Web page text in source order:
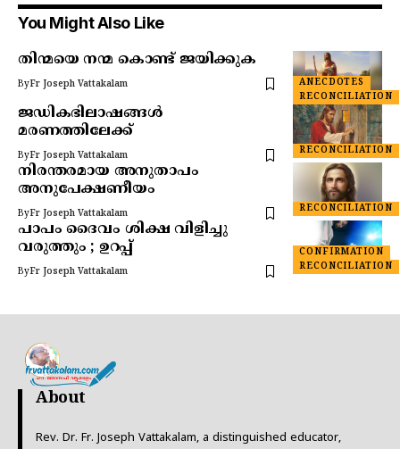
You Might Also Like
ANECDOTES
RECONCILIATION
തിന്മയെ നന്മ കൊണ്ട് ജയിക്കുക
ByFr Joseph Vattakalam
RECONCILIATION
ജഡികഭിലാഷങ്ങൾ
മരണത്തിലേക്ക്
ByFr Joseph Vattakalam
RECONCILIATION
നിരന്തരമായ അനുതാപം
അനുപേക്ഷണീയം
ByFr Joseph Vattakalam
CONFIRMATION
RECONCILIATION
പാപം ദൈവം ശിക്ഷ വിളിച്ചു
വരുത്തും ; ഉറപ്പ്
ByFr Joseph Vattakalam
About
Rev. Dr. Fr. Joseph Vattakalam, a distinguished educator,